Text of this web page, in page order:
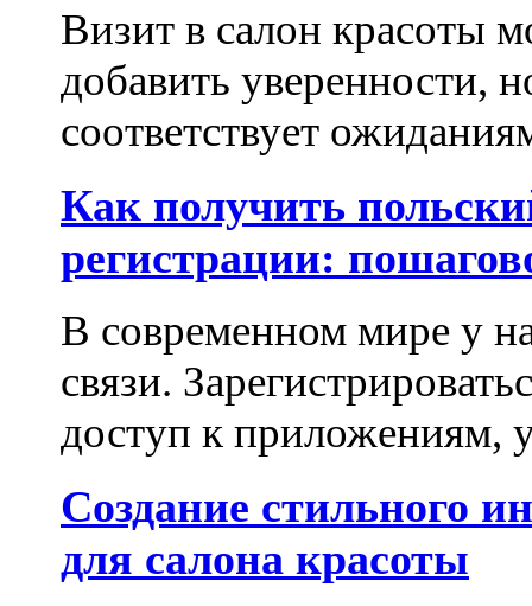
Визит в салон красоты
добавить уверенности,
соответствует
Как получить
регистрации:
В современном мире у
связи.
доступ к приложениям,
Создание стильного
для салона красоты